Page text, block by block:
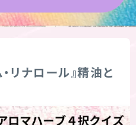
択クイズ (kindle出
リナロール』精油と